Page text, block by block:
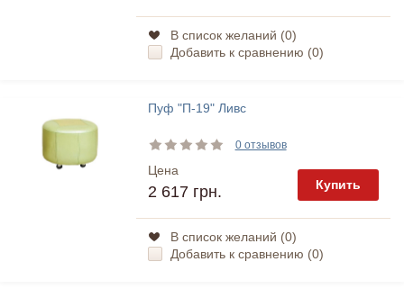
В список желаний (0)
Добавить к сравнению (0)
Пуф "П-19" Ливс
0 отзывов
Цена
2 617 грн. Купить
В список желаний (0)
Добавить к сравнению (0)